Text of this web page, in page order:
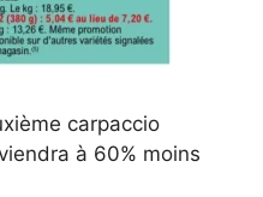
carpaccio
à 60% moins